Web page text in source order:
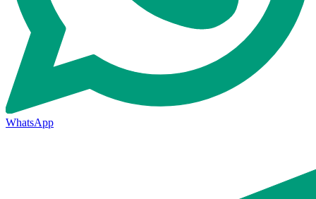
WhatsApp